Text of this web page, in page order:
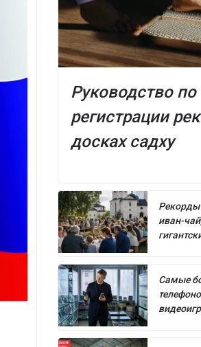
Руководство по
регистрации
досках садху
Рекорды
иван-
Самые